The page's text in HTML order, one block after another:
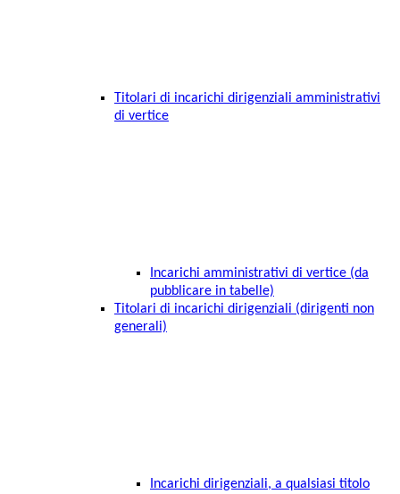
Titolari di incarichi dirigenziali amministrativi
di vertice
Incarichi amministrativi di vertice (da
pubblicare in tabelle)
Titolari di incarichi dirigenziali (dirigenti non
generali)
Incarichi dirigenziali, a qualsiasi titolo